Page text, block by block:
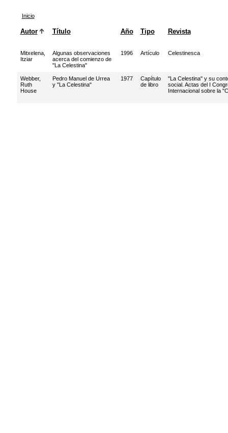
Inicio
Autor Título Año Tipo Revista
Mitxelena,
Itziar
Algunas observaciones
acerca del comienzo de
"La Celestina"
1996 Artículo Celestinesca
Webber,
Ruth
House
Pedro Manuel de Urrea
y "La Celestina"
1977
Capítulo
de libro
"La Celestina" y su
social. Actas del I
Internacional sobre la